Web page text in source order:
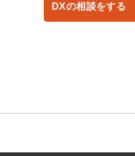
DXの相談をする